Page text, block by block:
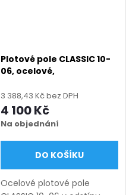
Plotové pole CLASSIC 10-
06, ocelové,
(šířka 100–3000 mm,
výška 450–1950 mm),
modrá RAL 5010 matná
3 388,43 Kč bez DPH
4 100 Kč
Na objednání
DO KOŠÍKU
Ocelové plotové pole